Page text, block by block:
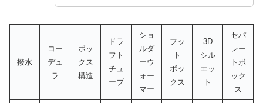
撥水
コー
デュ
ラ
ボッ
クス
構造
ドラ
フト
チュ
ーブ
ショ
ルダ
ーウ
ォー
マー
フッ
ト
ボッ
クス
3D
シル
エッ
ト
セパ
レー
トボ
ック
ス